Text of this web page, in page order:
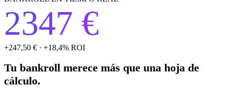
2347 €
+247,50 € · +18,4% ROI
Tu bankroll merece más que una hoja de
cálculo.